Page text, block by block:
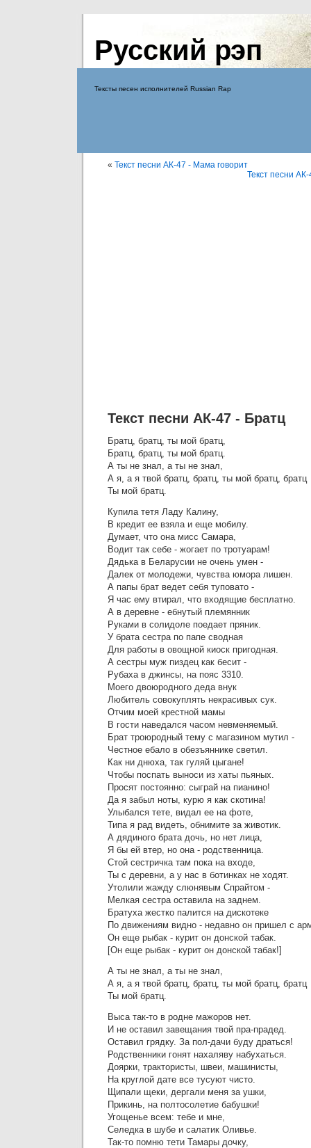
Русский рэп
Тексты песен исполнителей Russian Rap
« Текст песни АК-47 - Мама говорит
Текст песни
Текст песни АК-47 - Братц
Братц, братц, ты мой братц,
Братц, братц, ты мой братц.
А ты не знал, а ты не знал,
А я, а я твой братц, братц, ты мой братц, братц
Ты мой братц.
Купила тетя Ладу Калину,
В кредит ее взяла и еще мобилу.
Думает, что она мисс Самара,
Водит так себе - жогает по тротуарам!
Дядька в Беларусии не очень умен -
Далек от молодежи, чувства юмора лишен.
А папы брат ведет себя туповато -
Я час ему втирал, что входящие бесплатно.
А в деревне - ебнутый племянник
Руками в солидоле поедает пряник.
У брата сестра по папе сводная
Для работы в овощной киоск пригодная.
А сестры муж пиздец как бесит -
Рубаха в джинсы, на пояс 3310.
Моего двоюродного деда внук
Любитель совокуплять некрасивых сук.
Отчим моей крестной мамы
В гости наведался часом невменяемый.
Брат троюродный тему с магазином мутил -
Честное ебало в обезъяннике светил.
Как ни днюха, так гуляй цыгане!
Чтобы поспать выноси из хаты пьяных.
Просят постоянно: сыграй на пианино!
Да я забыл ноты, курю я как скотина!
Улыбался тете, видал ее на фоте,
Типа я рад видеть, обнимите за животик.
А дядиного брата дочь, но нет лица,
Я бы ей втер, но она - родственница.
Стой сестричка там пока на входе,
Ты с деревни, а у нас в ботинках не ходят.
Утолили жажду слюнявым Спрайтом -
Мелкая сестра оставила на заднем.
Братуха жестко палится на дискотеке
По движениям видно - недавно он пришел с
Он еще рыбак - курит он донской табак.
[Он еще рыбак - курит он донской табак!]
А ты не знал, а ты не знал,
А я, а я твой братц, братц, ты мой братц, братц
Ты мой братц.
Выса так-то в родне мажоров нет.
И не оставил завещания твой пра-прадед.
Оставил грядку. За пол-дачи буду драться!
Родственники гонят нахаляву набухаться.
Доярки, трактористы, швеи, машинисты,
На круглой дате все тусуют чисто.
Щипали щеки, дергали меня за ушки,
Прикинь, на полтосолетие бабушки!
Угощенье всем: тебе и мне,
Селедка в шубе и салатик Оливье.
Так-то помню тети Тамары дочку,